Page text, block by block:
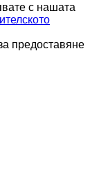
с нашата
предоставяне